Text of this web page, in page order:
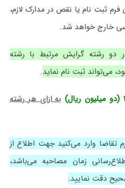
ثبت نام یا نقص در مدارک لازم،
خارج خواهد شد.
دو رشته گرایش مرتبط با رشته
می‌تواند ثبت نام نماید.
به ازای هر رشته
تقاضا وارد می‌کنید جهت اطلاع از
زمان مصاحبه می‌باشد،
دقت نمایید.